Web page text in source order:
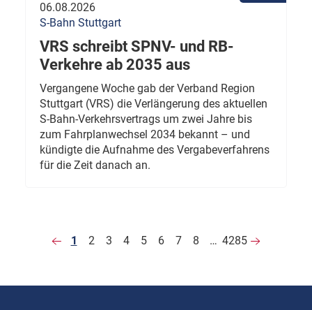
06.08.2026
S-Bahn Stuttgart
VRS schreibt SPNV- und RB-
Verkehre ab 2035 aus
Vergangene Woche gab der Verband Region
Stuttgart (VRS) die Verlängerung des aktuellen
S-Bahn-Verkehrsvertrags um zwei Jahre bis
zum Fahrplanwechsel 2034 bekannt – und
kündigte die Aufnahme des Vergabeverfahrens
für die Zeit danach an.
1 2 3 4 5 6 7 8 … 4285